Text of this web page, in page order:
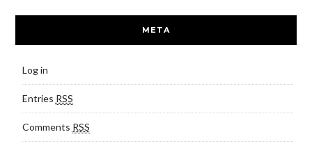
META
Log in
Entries RSS
Comments RSS